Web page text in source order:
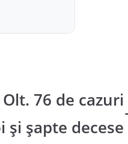
76 de cazuri
și șapte decese